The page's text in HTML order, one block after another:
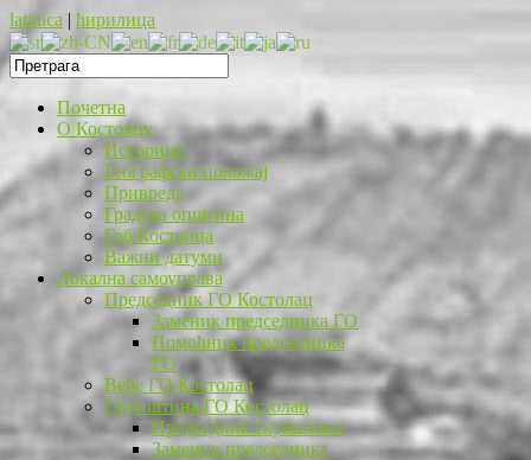
latinica | ћирилица
Почетна
O Костолцу
Историјат
Географски положај
Привреда
Градска општина
Грб Костолца
Важни датуми
Локална самоуправа
Председник ГО Костолац
Заменик председника ГО
Помоћник председника
ГО
Веће ГО Костолац
Скупштина ГО Костолац
Председник скупштине
Заменик председника